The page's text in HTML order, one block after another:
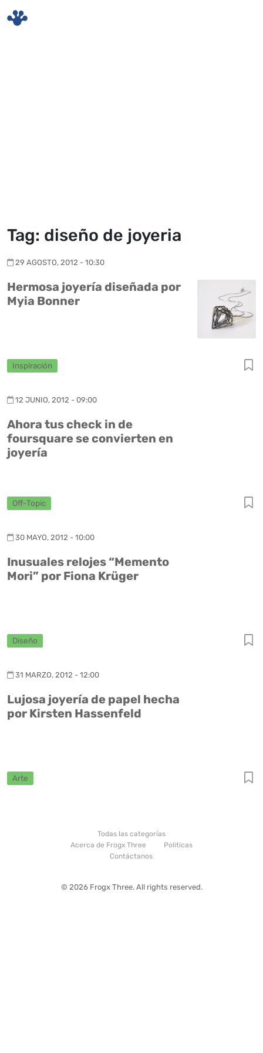
Tag: diseño de joyeria
29 AGOSTO, 2012 - 10:30
Hermosa joyería diseñada por
Myia Bonner
Inspiración
12 JUNIO, 2012 - 09:00
Ahora tus check in de
foursquare se convierten en
joyería
Off-Topic
30 MAYO, 2012 - 10:00
Inusuales relojes “Memento
Mori” por Fiona Krüger
Diseño
31 MARZO, 2012 - 12:00
Lujosa joyería de papel hecha
por Kirsten Hassenfeld
Arte
Todas las categorías
Acerca de Frogx Three
Politicas
Contáctanos
© 2026 Frogx Three. All rights reserved.